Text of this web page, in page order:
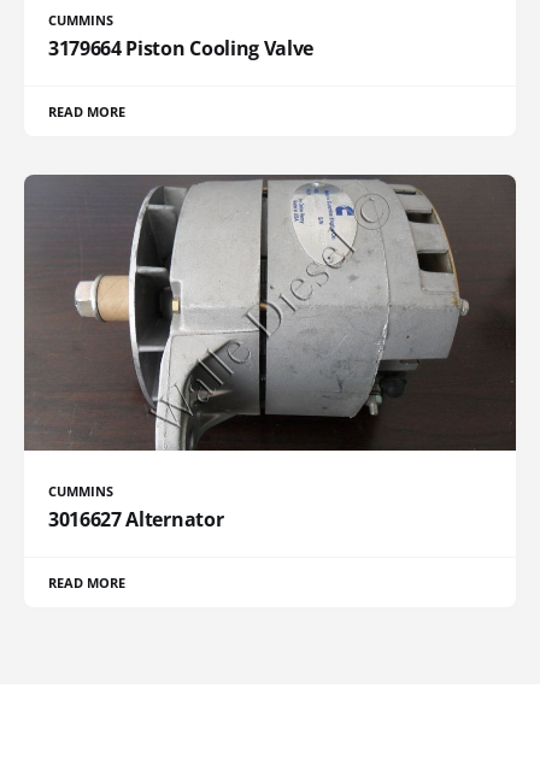
CUMMINS
3179664 Piston Cooling Valve
READ MORE
CUMMINS
3016627 Alternator
READ MORE